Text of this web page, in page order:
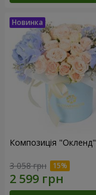
Композиція "Окленд"
3 058 грн